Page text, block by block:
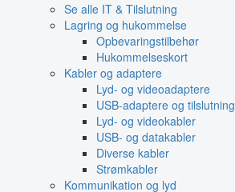
Se alle IT & Tilslutning
Lagring og hukommelse
Opbevaringstilbehør
Hukommelseskort
Kabler og adaptere
Lyd- og videoadaptere
USB-adaptere og tilslutning
Lyd- og videokabler
USB- og datakabler
Diverse kabler
Strømkabler
Kommunikation og lyd